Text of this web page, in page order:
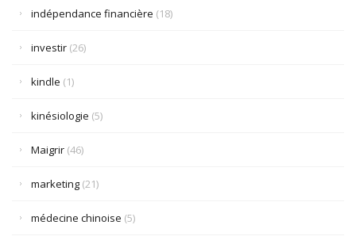
indépendance financière (18)
investir (26)
kindle (1)
kinésiologie (5)
Maigrir (46)
marketing (21)
médecine chinoise (5)